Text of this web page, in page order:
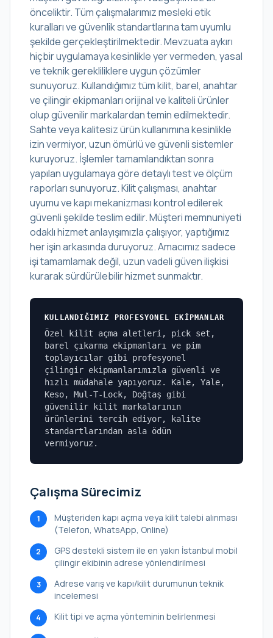
önceliktir. Tüm çalışmalarımız mesleki etik
kuralları ve güvenlik standartlarına tam uyumlu
şekilde gerçekleştirilmektedir. Mevzuata aykırı
hiçbir uygulamaya kesinlikle yer vermeden, yasal
ve teknik gerekliliklere uygun çözümler
sunuyoruz. Kullandığımız tüm kilit, barel, anahtar
ve çilingir ekipmanları orijinal ve kaliteli ürünler
olup güvenilir markalardan temin edilmektedir.
Sahte veya kalitesiz ürün kullanımına kesinlikle
izin vermiyor, uzun ömürlü ve güvenli sistemler
kuruyoruz. İşlemler tamamlandıktan sonra
yapılan uygulamaya göre detaylı test ve ölçüm
raporları sunuyoruz. Kilit çalışması, anahtar
uyumu ve kapı mekanizması kontrol edilerek
güvenli şekilde teslim edilir. Müşteri memnuniyeti
odaklı hizmet anlayışımızla çalışıyor, yaptığımız
her işin arkasında duruyoruz. Amacımız sadece
işi tamamlamak değil, uzun vadeli güven ilişkisi
kurarak sürdürülebilir hizmet sunmaktır.
KULLANDIĞIMIZ PROFESYONEL EKIPMANLAR
Özel kilit açma aletleri, pick set,
barel çıkarma ekipmanları ve pim
toplayıcılar gibi profesyonel
çilingir ekipmanlarımızla güvenli ve
hızlı müdahale yapıyoruz. Kale, Yale,
Keso, Mul-T-Lock, Doğtaş gibi
güvenilir kilit markalarının
ürünlerini tercih ediyor, kalite
standartlarından asla ödün
vermiyoruz.
Çalışma Sürecimiz
1
Müşteriden kapı açma veya kilit talebi alınması
(Telefon, WhatsApp, Online)
2
GPS destekli sistem ile en yakın İstanbul mobil
çilingir ekibinin adrese yönlendirilmesi
3
Adrese varış ve kapı/kilit durumunun teknik
incelemesi
4 Kilit tipi ve açma yönteminin belirlenmesi